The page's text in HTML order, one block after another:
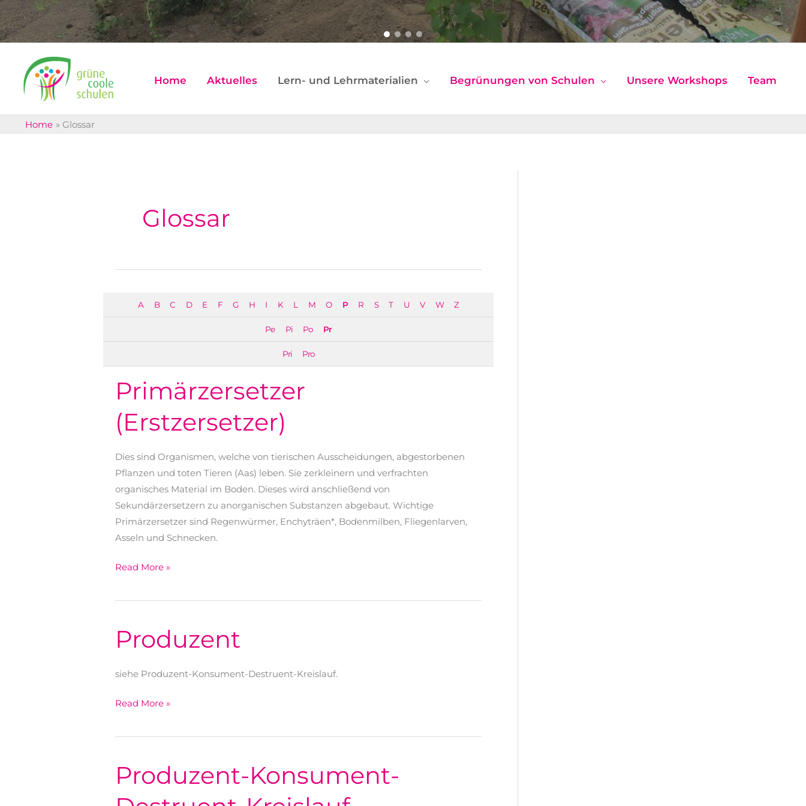
Home Aktuelles Lern- und Lehrmaterialien Begrünungen von Schulen Unsere Workshops Team
Home Glossar
Glossar
A B C D E F G H I K L M O P R S T U V W Z
Pe Pi Po Pr
Pri Pro
Primärzersetzer
(Erstzersetzer)
Dies sind Organismen, welche von tierischen Ausscheidungen, abgestorbenen
Pflanzen und toten Tieren (Aas) leben. Sie zerkleinern und verfrachten
organisches Material im Boden. Dieses wird anschließend von
Sekundärzersetzern zu anorganischen Substanzen abgebaut. Wichtige
Primärzersetzer sind Regenwürmer, Enchyträen*, Bodenmilben, Fliegenlarven,
Asseln und Schnecken.
Primärzersetzer
Read More »
Produzent
siehe Produzent-Konsument-Destruent-Kreislauf.
Produzent
Read More »
Produzent-Konsument-